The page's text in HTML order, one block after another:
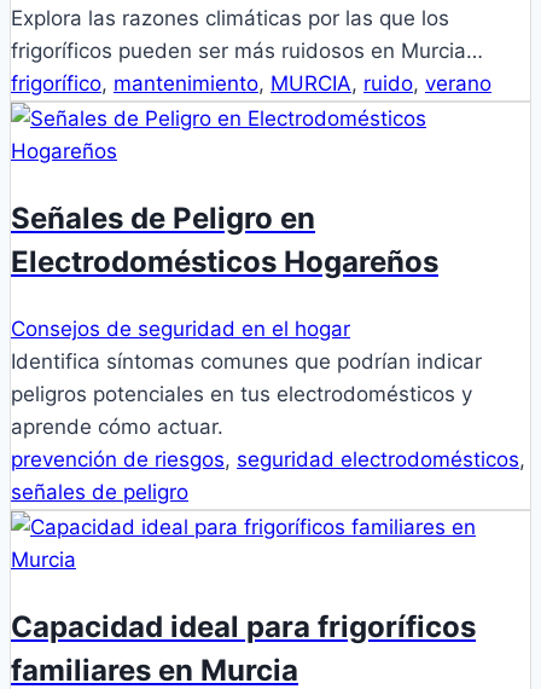
Explora las razones climáticas por las que los
frigoríficos pueden ser más ruidosos en Murcia…
frigorífico, mantenimiento, MURCIA, ruido, verano
Señales de Peligro en
Electrodomésticos Hogareños
Consejos de seguridad en el hogar
Identifica síntomas comunes que podrían indicar
peligros potenciales en tus electrodomésticos y
aprende cómo actuar.
prevención de riesgos, seguridad electrodomésticos,
señales de peligro
Capacidad ideal para frigoríficos
familiares en Murcia